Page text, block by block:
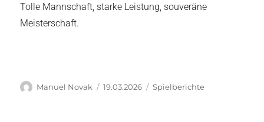
Tolle Mannschaft, starke Leistung, souveräne
Meisterschaft.
Autor
Manuel Novak
Veröffentlicht
19.03.2026 Kategorien
Spielberichte